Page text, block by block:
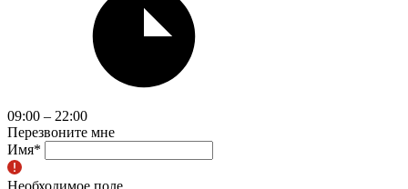
09:00 – 22:00
Перезвоните мне
Имя*
Необходимое поле